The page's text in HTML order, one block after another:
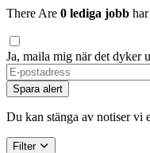
There Are 0 lediga jobb
Ja, maila mig när det dyker
Spara alert
Du kan stänga av notiser vi
Filter